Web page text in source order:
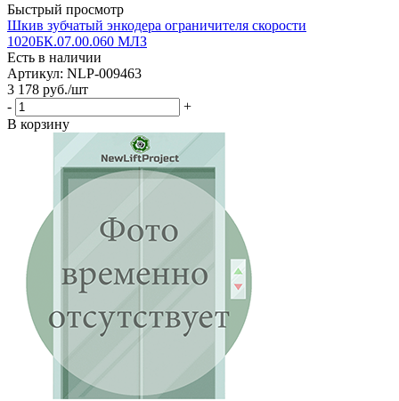
Быстрый просмотр
Шкив зубчатый энкодера ограничителя скорости
1020БК.07.00.060 МЛЗ
Есть в наличии
Артикул: NLP-009463
3 178 руб./шт
-
+
В корзину